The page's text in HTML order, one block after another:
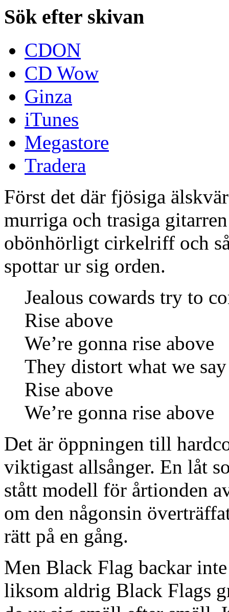
Sök efter skivan
CDON
CD Wow
Ginza
iTunes
Megastore
Tradera
Först det där fjösiga
murriga och trasiga
obönhörligt cirkelriff och
spottar ur sig orden.
Jealous cowards try to
Rise above
We’re gonna rise above
They distort what we say
Rise above
We’re gonna rise above
Det är öppningen till
viktigast allsånger. En låt
stått modell för årtionden
om den någonsin
rätt på en gång.
Men Black Flag backar
liksom aldrig Black Flags